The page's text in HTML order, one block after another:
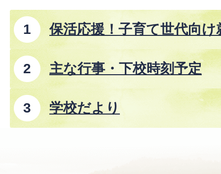
保活応援！子育て世代向
主な行事・下校時刻予定
学校だより